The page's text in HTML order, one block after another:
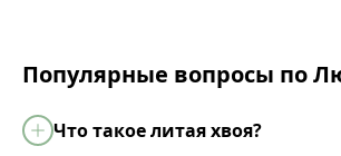
Популярные вопросы по
Что такое литая хвоя?